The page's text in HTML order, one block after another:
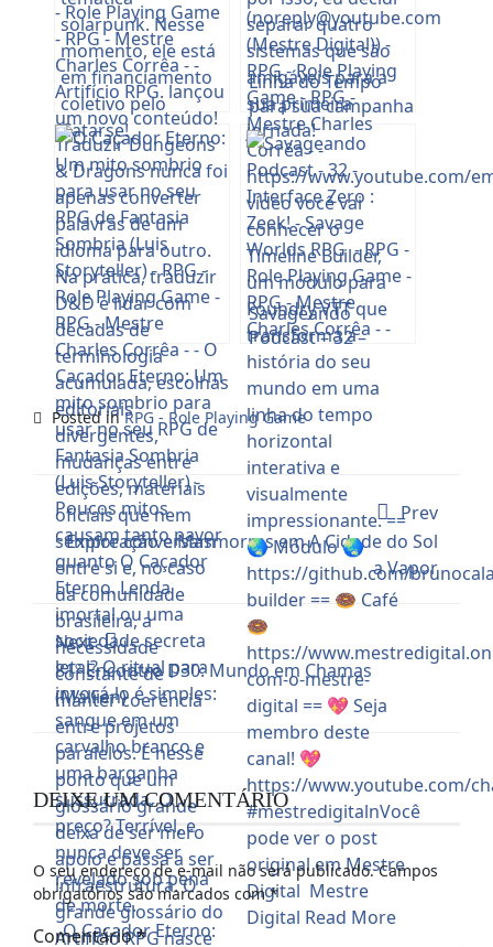
Linha do Tempo
para sua campanha
no Foundry VTT –
Timeline Builder
(no*****@*****be.com
(Mestre Digital))
O Caçador Eterno:
Savageando
Podcast – 32 –
Interface Zero :
Zeek! – Savage
Worlds RPG
Posted inRPG - Role Playing Game
Prev
Exploração e Masmorras em A Cidade do Sol
a Vapor
Next
81º Encontro D30: Mundo em Chamas
(Mallien)
DEIXE UM COMENTÁRIO
O seu endereço de e-mail não será publicado. Campos
obrigatórios são marcados com*
Comentário*